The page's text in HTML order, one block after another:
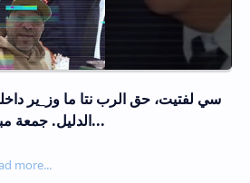
سي لفتيت، حق الرب نتا ما وز_ير
الدليل. جمعة مباركة معشر الفرشاويين...